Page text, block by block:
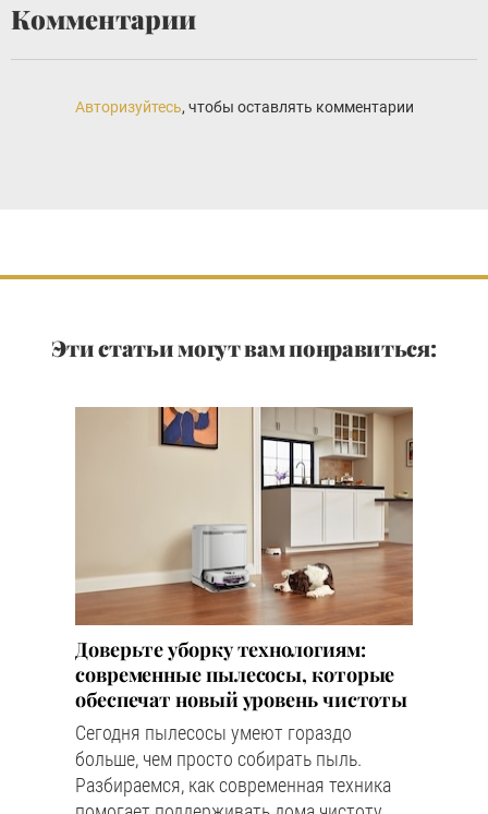
Комментарии
Авторизуйтесь, чтобы оставлять комментарии
Эти статьи могут вам понравиться:
Доверьте уборку технологиям:
современные пылесосы, которые
обеспечат новый уровень чистоты
Сегодня пылесосы умеют гораздо
больше, чем просто собирать пыль.
Разбираемся, как современная техника